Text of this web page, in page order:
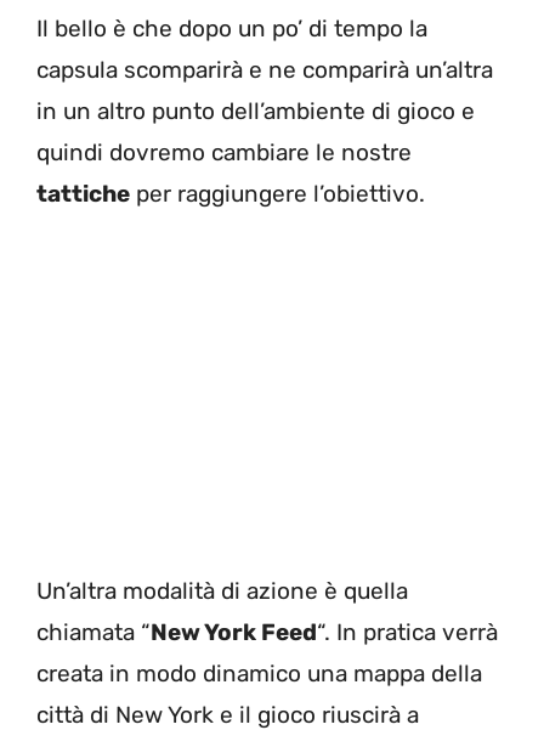
Il bello è che dopo un po’ di tempo la
capsula scomparirà e ne comparirà un’altra
in un altro punto dell’ambiente di gioco e
quindi dovremo cambiare le nostre
tattiche per raggiungere l’obiettivo.
Un’altra modalità di azione è quella
chiamata “New York Feed“. In pratica verrà
creata in modo dinamico una mappa della
città di New York e il gioco riuscirà a